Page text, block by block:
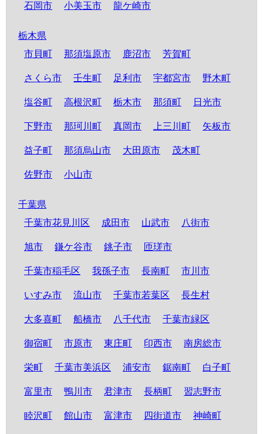
石岡市 小美玉市 龍ケ崎市
栃木県
市貝町
那須塩原市 鹿沼市 芳賀町
さくら市 壬生町 足利市 宇都宮市 野木町
塩谷町 高根沢町 栃木市 那須町 日光市
下野市 那珂川町 真岡市 上三川町 矢板市
益子町 那須烏山市 大田原市 茂木町
佐野市 小山市
千葉県
千葉市花見川区
成田市 山武市 八街市
旭市 鎌ケ谷市 銚子市 匝瑳市
千葉市稲毛区 我孫子市 長南町 市川市
いすみ市 流山市 千葉市若葉区 長生村
大多喜町 船橋市 八千代市 千葉市緑区
御宿町 市原市 東庄町 印西市 南房総市
栄町 千葉市美浜区 浦安市 鋸南町 白子町
富里市 鴨川市 君津市 長柄町 習志野市
睦沢町 館山市 富津市 四街道市 神崎町